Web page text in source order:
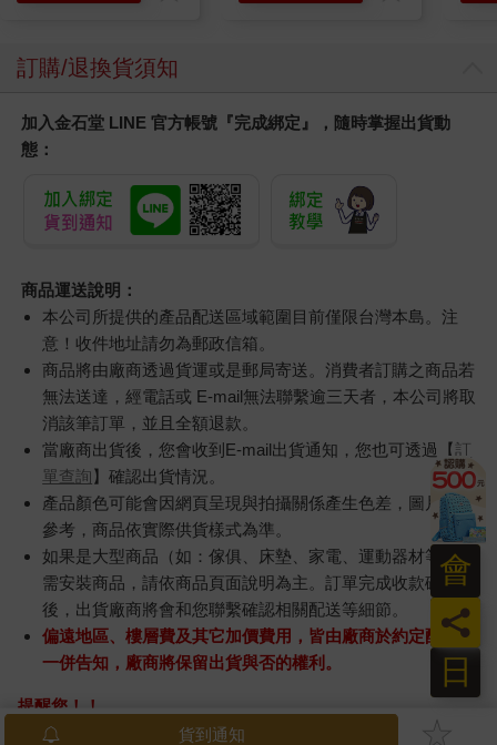
訂購/退換貨須知
加入金石堂 LINE 官方帳號『完成綁定』，隨時掌握出貨動
態：
商品運送說明：
本公司所提供的產品配送區域範圍目前僅限台灣本島。注
意！收件地址請勿為郵政信箱。
商品將由廠商透過貨運或是郵局寄送。消費者訂購之商品若
無法送達，經電話或 E-mail無法聯繫逾三天者，本公司將取
消該筆訂單，並且全額退款。
當廠商出貨後，您會收到E-mail出貨通知，您也可透過【訂
單查詢】確認出貨情況。
產品顏色可能會因網頁呈現與拍攝關係產生色差，圖片僅供
參考，商品依實際供貨樣式為準。
如果是大型商品（如：傢俱、床墊、家電、運動器材等）及
需安裝商品，請依商品頁面說明為主。訂單完成收款確認
後，出貨廠商將會和您聯繫確認相關配送等細節。
偏遠地區、樓層費及其它加價費用，皆由廠商於約定配送時
一併告知，廠商將保留出貨與否的權利。
提醒您！！
金石堂及銀行均不會請您操作ATM! 如接獲電話要求您前往
貨到通知
日
員
會